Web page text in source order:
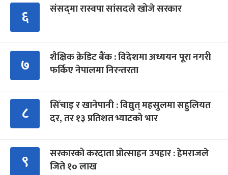
६ संसद्‍मा रास्वपा सांसदले खोजे सरकार
७
शैक्षिक क्रेडिट बैंक : विदेशमा अध्ययन पूरा नगरी
फर्किए नेपालमा निरन्तरता
८
सिँचाइ र खानेपानी : विद्युत् महसुलमा सहुलियत
दर, तर १३ प्रतिशत भ्याटको भार
९
सरकारको करदाता प्रोत्साहन उपहार : हेमराजले
जिते १० लाख